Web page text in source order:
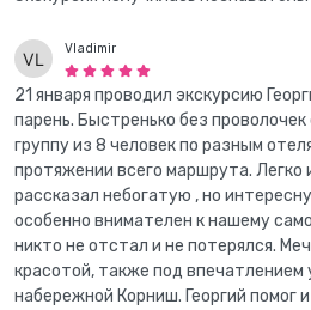
Vladimir
21 января проводил экскурсию
парень. Быстренько без
группу из 8 человек по разным
протяжении всего маршрута. Легко
рассказал небогатую , но
особенно внимателен к нашему
никто не отстал и не потерялся.
красотой, также под впечатлением
набережной Корниш. Георгий помог